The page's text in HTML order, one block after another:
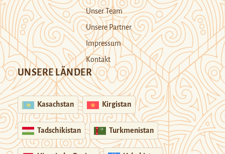
Unser Team
Unsere Partner
Impressum
Kontakt
UNSERE LÄNDER
Kasachstan Kirgistan
Tadschikistan Turkmenistan